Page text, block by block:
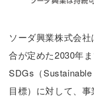
ソーダ興業株式会
合が定めた2030年
SDGs（
目標）に対して、